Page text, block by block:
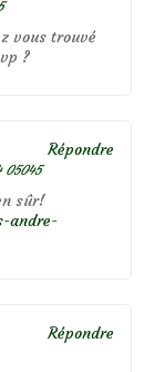
vous trouvé
?
05045
sûr!
andre-
Répondre
Répondre